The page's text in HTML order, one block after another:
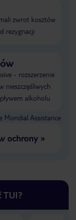
zwrot kosztów
rezygnacji
- rozszerzenie
nieszczęśliwych
alkoholu
Mondial Assistance
ochrony»
TUI?